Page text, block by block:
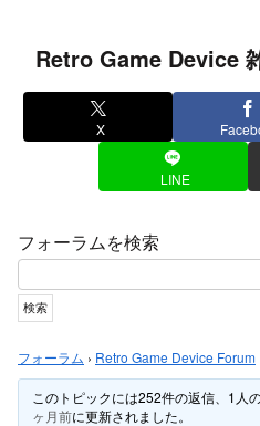
Retro Game Device
X
LINE
フォーラムを検索
フォーラム › Retro Game Device Forum
このトピックには252件の返信、1人
ヶ月前に更新されました。